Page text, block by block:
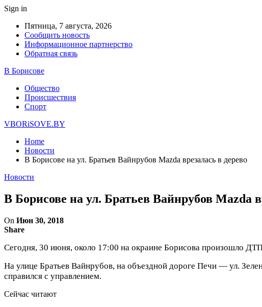
Sign in
Пятница, 7 августа, 2026
Сообщить новость
Информационное партнерство
Обратная связь
В Борисове
Общество
Происшествия
Спорт
VBORiSOVE.BY
Home
Новости
В Борисове на ул. Братьев Вайнрубов Mazda врезалась в дерево
Новости
В Борисове на ул. Братьев Вайнрубов Mazda
On Июн 30, 2018
Share
Сегодня, 30 июня, около 17:00 на окраине Борисова произошло
На улице Братьев Вайнрубов, на объездной дороге Печи — ул.
справился с управлением.
Сейчас читают